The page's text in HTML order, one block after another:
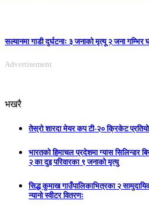
सल्यानमा गाडी दुर्घटनाः ३ जनाको मृत्यू २ जना गम्भिर
भखरै
तेस्रो शारदा मेयर कप टी-२० क्रिकेट
भारतको हिमाचल प्रदेशमा ग्यास सिलिन्डर
२ का दुइ परिवारका ९ जनाको मृत्यु
सिद्ध कुमाख गाउँपालिकाभित्रका २
न्यानो स्वीटर वितरणः